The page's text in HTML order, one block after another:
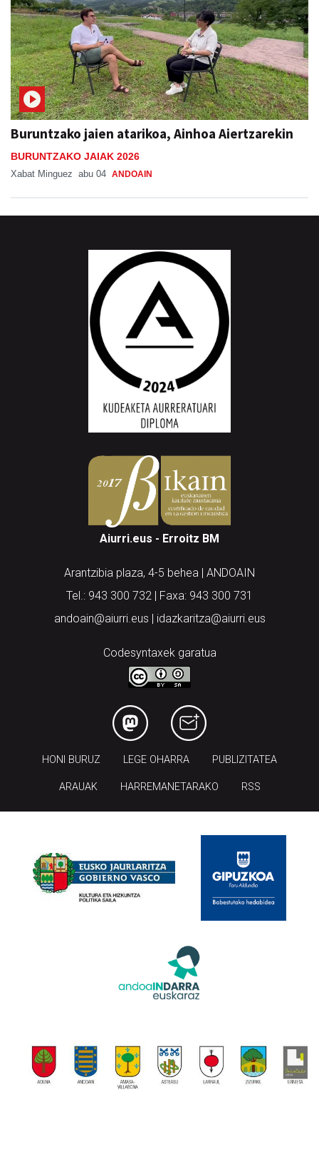
Buruntzako jaien atarikoa, Ainhoa Aiertzarekin
BURUNTZAKO JAIAK 2026
Xabat Minguez abu 04 ANDOAIN
Aiurri.eus - Erroitz BM
Arantzibia plaza, 4-5 behea | ANDOAIN
Tel.: 943 300 732 | Faxa: 943 300 731
andoain@aiurri.eus | idazkaritza@aiurri.eus
Codesyntaxek garatua
HONI BURUZ LEGE OHARRA PUBLIZITATEA
ARAUAK HARREMANETARAKO RSS